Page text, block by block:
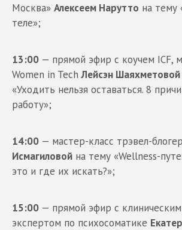
Москва» Алексеем Нарутто на тему
теле»;
13:00 — прямой эфир с коучем ICF,
Women in TechЛейсэн Шаяхметовой
«Уходить нельзя оставаться. 8
работу»;
14:00 — мастер-класс трэвел-
Исмагиловой на тему «Wellness-
это и где их искать?»;
15:00 — прямой эфир с
экспертом по психосоматике